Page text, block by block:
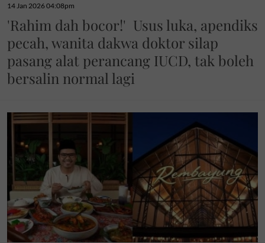
14 Jan 2026 04:08pm
'Rahim dah bocor!' Usus luka, apendiks
pecah, wanita dakwa doktor silap
pasang alat perancang IUCD, tak boleh
bersalin normal lagi